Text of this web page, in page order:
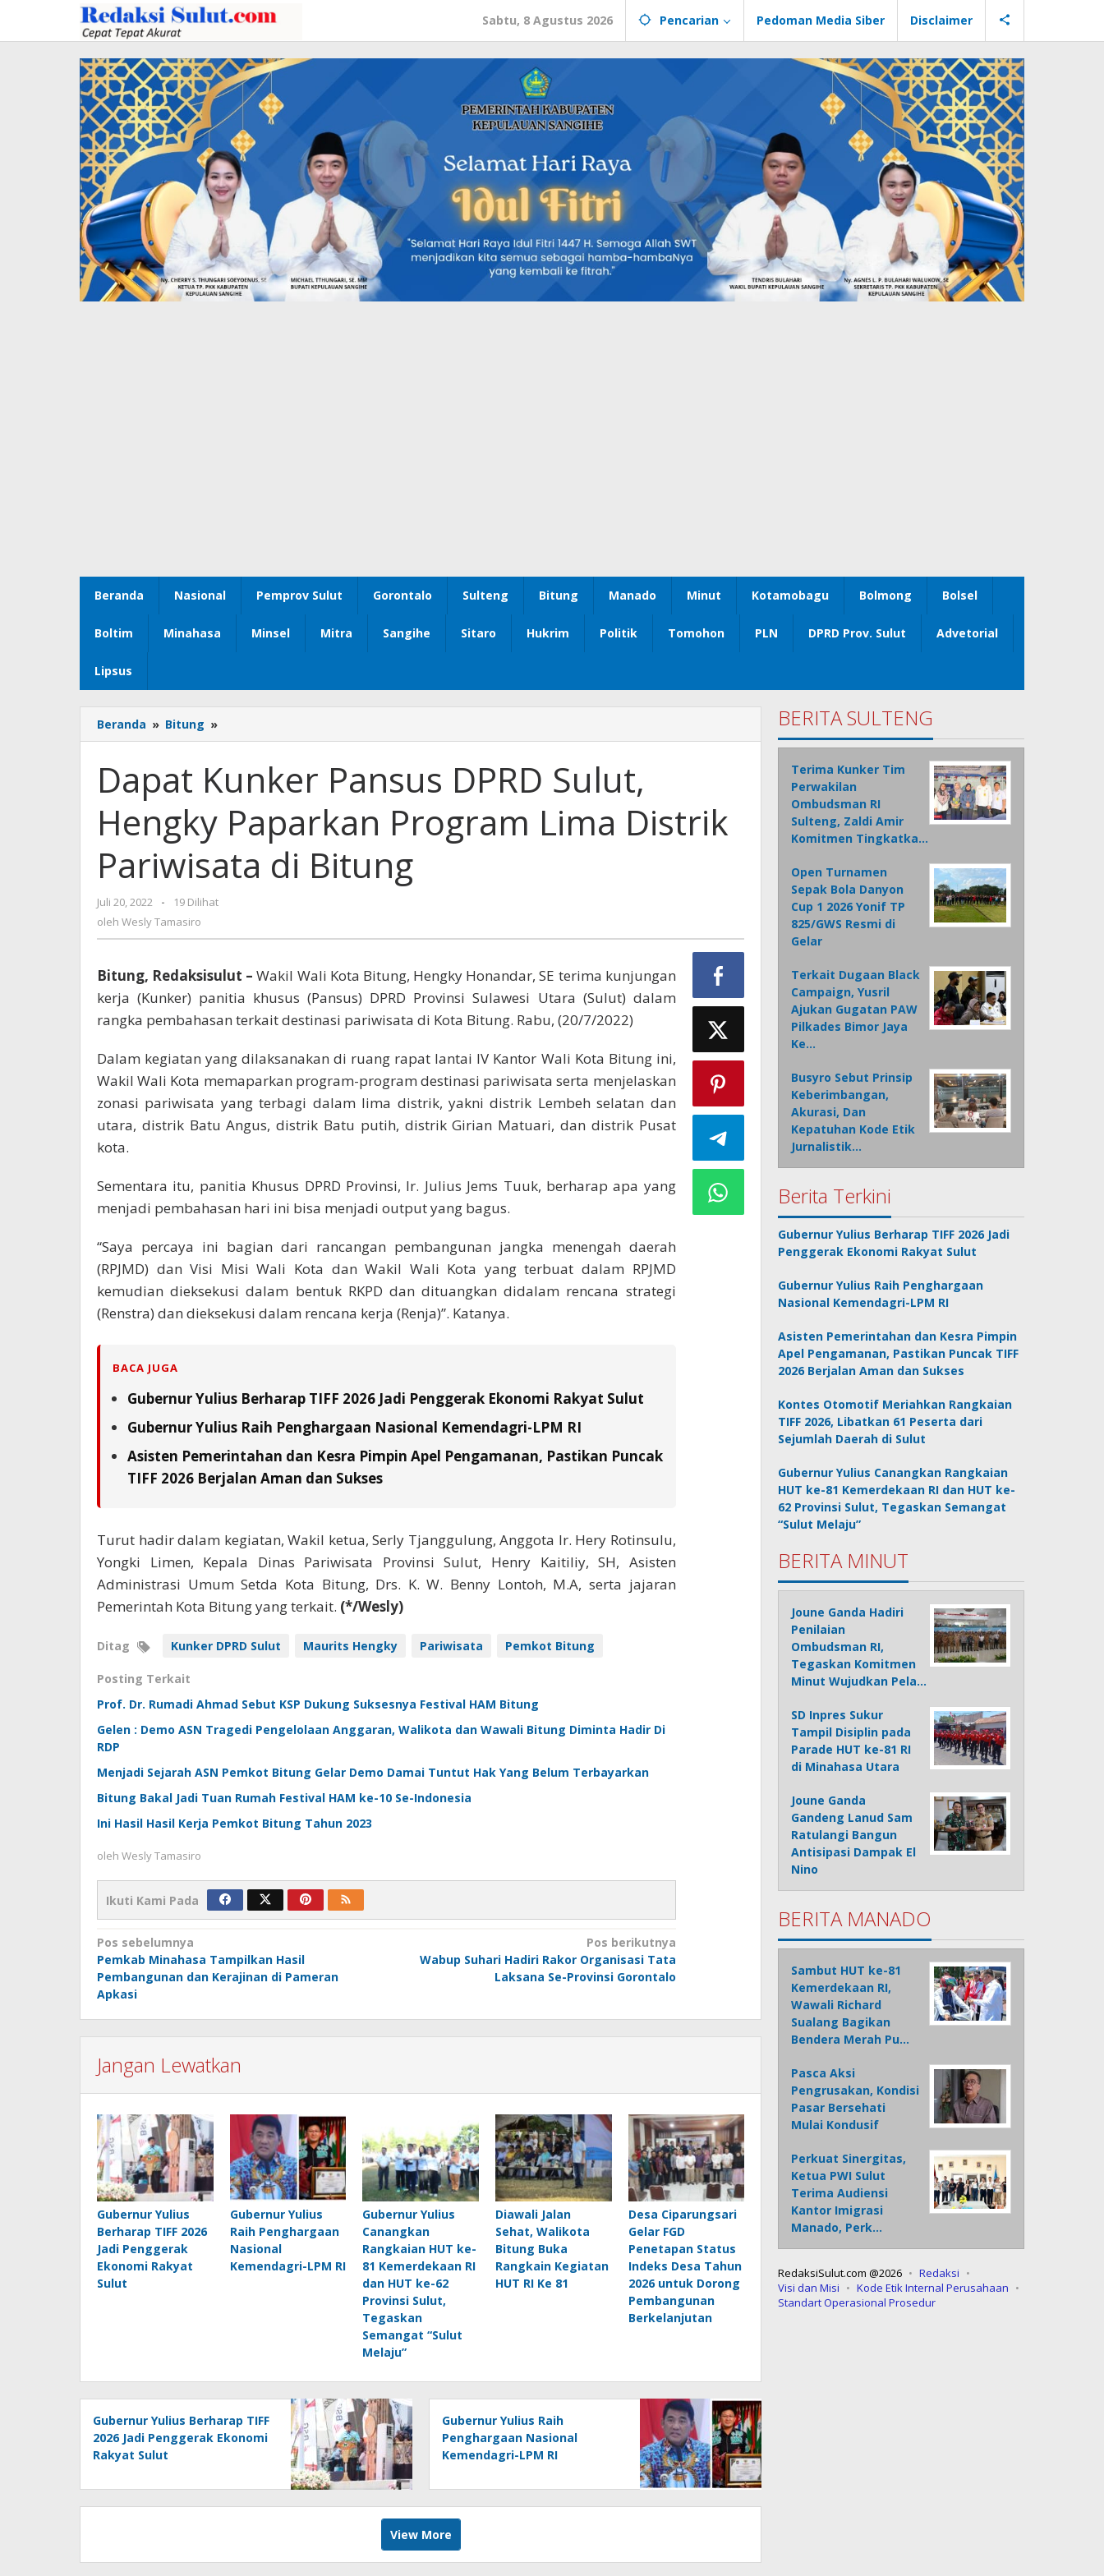
konten
Sabtu, 8 Agustus 2026 Pencarian Pedoman Media Siber Disclaimer
Beranda Nasional Pemprov Sulut Gorontalo Sulteng Bitung Manado Minut Kotamobagu Bolmong Bolsel
Boltim Minahasa Minsel Mitra Sangihe Sitaro Hukrim Politik Tomohon PLN DPRD Prov. Sulut Advetorial
Lipsus
Beranda » Bitung »
Kunker
DPRD
Sulut,
Hengky
Paparkan
Program
Lima
Distrik
Dapat Kunker Pansus DPRD Sulut,
Hengky Paparkan Program Lima Distrik
Pariwisata di Bitung
Juli 20, 2022
oleh
Wesly
-
19 Dilihat
oleh Wesly Tamasiro
Bitung, Redaksisulut – Wakil Wali Kota Bitung, Hengky Honandar, SE terima kunjungan
kerja (Kunker) panitia khusus (Pansus) DPRD Provinsi Sulawesi Utara (Sulut) dalam
rangka pembahasan terkait destinasi pariwisata di Kota Bitung. Rabu, (20/7/2022)
Dalam kegiatan yang dilaksanakan di ruang rapat lantai IV Kantor Wali Kota Bitung ini,
Wakil Wali Kota memaparkan program-program destinasi pariwisata serta menjelaskan
zonasi pariwisata yang terbagi dalam lima distrik, yakni distrik Lembeh selatan dan
utara, distrik Batu Angus, distrik Batu putih, distrik Girian Matuari, dan distrik Pusat
kota.
Sementara itu, panitia Khusus DPRD Provinsi, Ir. Julius Jems Tuuk, berharap apa yang
menjadi pembahasan hari ini bisa menjadi output yang bagus.
“Saya percaya ini bagian dari rancangan pembangunan jangka menengah daerah
(RPJMD) dan Visi Misi Wali Kota dan Wakil Wali Kota yang terbuat dalam RPJMD
kemudian dieksekusi dalam bentuk RKPD dan dituangkan didalam rencana strategi
(Renstra) dan dieksekusi dalam rencana kerja (Renja)”. Katanya.
BACA JUGA
Gubernur Yulius Berharap TIFF 2026 Jadi Penggerak Ekonomi Rakyat Sulut
Gubernur Yulius Raih Penghargaan Nasional Kemendagri-LPM RI
Asisten Pemerintahan dan Kesra Pimpin Apel Pengamanan, Pastikan Puncak
TIFF 2026 Berjalan Aman dan Sukses
Turut hadir dalam kegiatan, Wakil ketua, Serly Tjanggulung, Anggota Ir. Hery Rotinsulu,
Yongki Limen, Kepala Dinas Pariwisata Provinsi Sulut, Henry Kaitiliy, SH, Asisten
Administrasi Umum Setda Kota Bitung, Drs. K. W. Benny Lontoh, M.A, serta jajaran
Pemerintah Kota Bitung yang terkait. (*/Wesly)
Ditag Kunker DPRD Sulut Maurits Hengky Pariwisata Pemkot Bitung
Posting Terkait
Prof. Dr. Rumadi Ahmad Sebut KSP Dukung Suksesnya Festival HAM Bitung
Gelen : Demo ASN Tragedi Pengelolaan Anggaran, Walikota dan Wawali Bitung Diminta Hadir Di
RDP
Menjadi Sejarah ASN Pemkot Bitung Gelar Demo Damai Tuntut Hak Yang Belum Terbayarkan
Bitung Bakal Jadi Tuan Rumah Festival HAM ke-10 Se-Indonesia
Ini Hasil Hasil Kerja Pemkot Bitung Tahun 2023
oleh Wesly Tamasiro
Ikuti Kami Pada
Navigasi
pos
Pos sebelumnya
Pemkab Minahasa Tampilkan Hasil
Pembangunan dan Kerajinan di Pameran
Apkasi
Pos berikutnya
Wabup Suhari Hadiri Rakor Organisasi Tata
Laksana Se-Provinsi Gorontalo
Jangan Lewatkan
Gubernur Yulius
Berharap TIFF 2026
Jadi Penggerak
Ekonomi Rakyat
Sulut
Gubernur Yulius
Raih Penghargaan
Nasional
Kemendagri-LPM RI
Gubernur Yulius
Canangkan
Rangkaian HUT ke-
81 Kemerdekaan RI
dan HUT ke-62
Provinsi Sulut,
Tegaskan
Semangat “Sulut
Melaju”
Diawali Jalan
Sehat, Walikota
Bitung Buka
Rangkain Kegiatan
HUT RI Ke 81
Desa Ciparungsari
Gelar FGD
Penetapan Status
Indeks Desa Tahun
2026 untuk Dorong
Pembangunan
Berkelanjutan
Gubernur Yulius Berharap TIFF
2026 Jadi Penggerak Ekonomi
Rakyat Sulut
Gubernur Yulius Raih
Penghargaan Nasional
Kemendagri-LPM RI
View More
BERITA SULTENG
Terima Kunker Tim
Perwakilan
Ombudsman RI
Sulteng, Zaldi Amir
Komitmen Tingkatka…
Open Turnamen
Sepak Bola Danyon
Cup 1 2026 Yonif TP
825/GWS Resmi di
Gelar
Terkait Dugaan Black
Campaign, Yusril
Ajukan Gugatan PAW
Pilkades Bimor Jaya
Ke…
Busyro Sebut Prinsip
Keberimbangan,
Akurasi, Dan
Kepatuhan Kode Etik
Jurnalistik…
Berita Terkini
Gubernur Yulius Berharap TIFF 2026 Jadi
Penggerak Ekonomi Rakyat Sulut
Gubernur Yulius Raih Penghargaan
Nasional Kemendagri-LPM RI
Asisten Pemerintahan dan Kesra Pimpin
Apel Pengamanan, Pastikan Puncak TIFF
2026 Berjalan Aman dan Sukses
Kontes Otomotif Meriahkan Rangkaian
TIFF 2026, Libatkan 61 Peserta dari
Sejumlah Daerah di Sulut
Gubernur Yulius Canangkan Rangkaian
HUT ke-81 Kemerdekaan RI dan HUT ke-
62 Provinsi Sulut, Tegaskan Semangat
“Sulut Melaju”
BERITA MINUT
Joune Ganda Hadiri
Penilaian
Ombudsman RI,
Tegaskan Komitmen
Minut Wujudkan Pela…
SD Inpres Sukur
Tampil Disiplin pada
Parade HUT ke-81 RI
di Minahasa Utara
Joune Ganda
Gandeng Lanud Sam
Ratulangi Bangun
Antisipasi Dampak El
Nino
BERITA MANADO
Sambut HUT ke-81
Kemerdekaan RI,
Wawali Richard
Sualang Bagikan
Bendera Merah Pu…
Pasca Aksi
Pengrusakan, Kondisi
Pasar Bersehati
Mulai Kondusif
Perkuat Sinergitas,
Ketua PWI Sulut
Terima Audiensi
Kantor Imigrasi
Manado, Perk…
RedaksiSulut.com @2026
Redaksi
Visi dan Misi
Kode Etik Internal Perusahaan
Standart Operasional Prosedur